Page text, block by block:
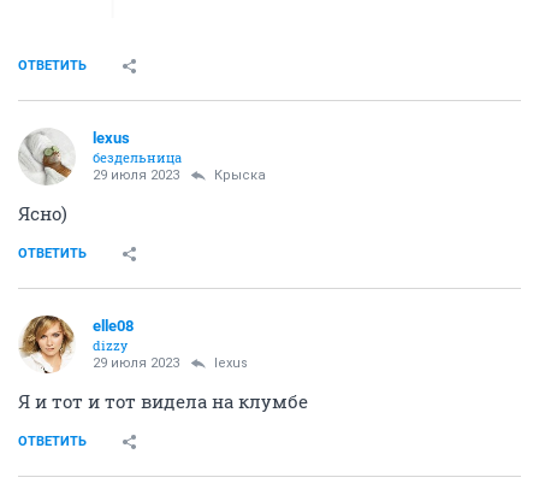
ОТВЕТИТЬ
lexus
бездельница
29 июля 2023 Крыска
Ясно)
ОТВЕТИТЬ
elle08
dizzy
29 июля 2023 lexus
Я и тот и тот видела на клумбе
ОТВЕТИТЬ